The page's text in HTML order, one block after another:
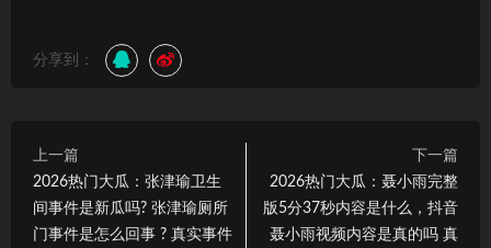
分享到：
上一篇
2026热门大瓜：张津瑜卫生
间事件是新瓜吗? 张津瑜厕所
门事件是怎么回事 ? 真实事件
下一篇
2026热门大瓜：聂小雨完整
版5分37秒内容是什么，抖音
聂小雨视频内容是真的吗 真